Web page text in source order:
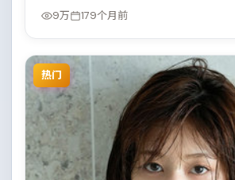
上均有突破，适合喜欢深度叙事的观众。
9万 179个月前
热门